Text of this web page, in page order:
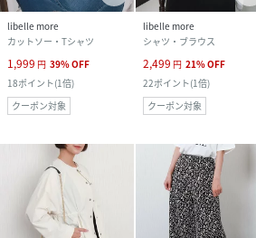
libelle more
カットソー・Tシャツ
1,999 円 39%OFF
18ポイント(1倍)
クーポン対象
libelle more
シャツ・ブラウス
2,499 円 21%OFF
22ポイント(1倍)
クーポン対象